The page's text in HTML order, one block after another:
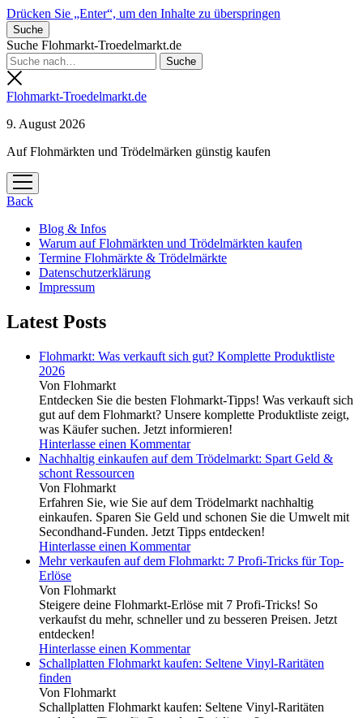
Drücken Sie „Enter“, um den Inhalte zu überspringen
Suche
Suche Flohmarkt-Troedelmarkt.de
Flohmarkt-Troedelmarkt.de
9. August 2026
Auf Flohmärkten und Trödelmärken günstig kaufen
Menü
öffnen
Back
Blog & Infos
Warum auf Flohmärkten und Trödelmärkten kaufen
Termine Flohmärkte & Trödelmärkte
Datenschutzerklärung
Impressum
Latest Posts
Flohmarkt: Was verkauft sich gut? Komplette Produktliste
2026
Von Flohmarkt
Entdecken Sie die besten Flohmarkt-Tipps! Was verkauft sich
gut auf dem Flohmarkt? Unsere komplette Produktliste zeigt,
was Käufer suchen. Jetzt informieren!
Hinterlasse einen Kommentar
Nachhaltig einkaufen auf dem Trödelmarkt: Spart Geld &
schont Ressourcen
Von Flohmarkt
Erfahren Sie, wie Sie auf dem Trödelmarkt nachhaltig
einkaufen. Sparen Sie Geld und schonen Sie die Umwelt mit
Secondhand-Funden. Jetzt Tipps entdecken!
Hinterlasse einen Kommentar
Mehr verkaufen auf dem Flohmarkt: 7 Profi-Tricks für Top-
Erlöse
Von Flohmarkt
Steigere deine Flohmarkt-Erlöse mit 7 Profi-Tricks! So
verkaufst du mehr, schneller und zu besseren Preisen. Jetzt
entdecken!
Hinterlasse einen Kommentar
Schallplatten Flohmarkt kaufen: Seltene Vinyl-Raritäten
finden
Von Flohmarkt
Schallplatten Flohmarkt kaufen: Seltene Vinyl-Raritäten